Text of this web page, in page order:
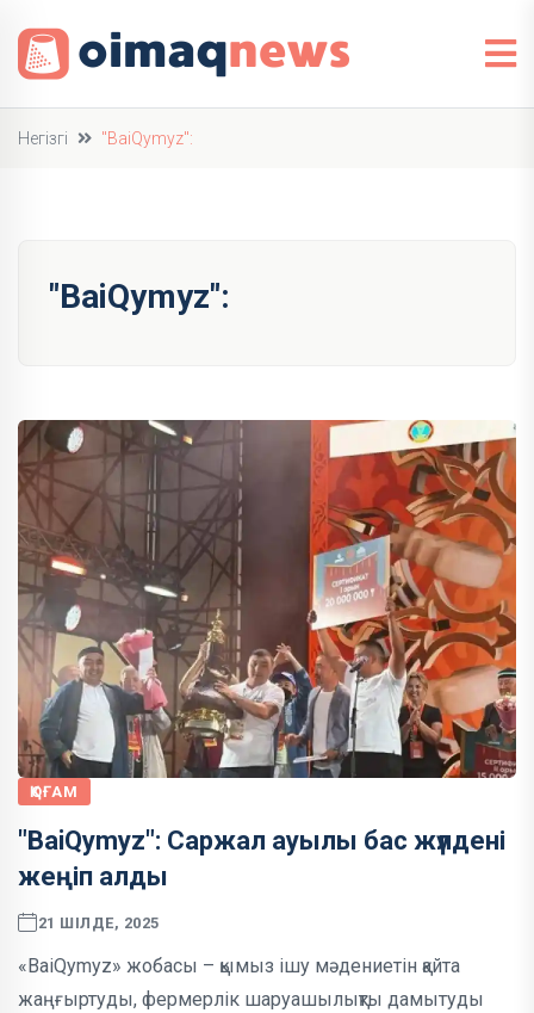
Негізгі "BaiQymyz":
"BaiQymyz":
ҚОҒАМ
"BaiQymyz": Саржал ауылы бас жүлдені
жеңіп алды
21 ШІЛДЕ, 2025
«BaiQymyz» жобасы – қымыз ішу мәдениетін қайта
жаңғыртуды, фермерлік шаруашылықты дамытуды